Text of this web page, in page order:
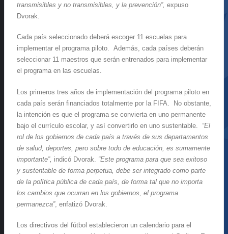
transmisibles y no transmisibles, y la prevención”, expuso
Dvorak.
Cada país seleccionado deberá escoger 11 escuelas para
implementar el programa piloto. Además, cada países deberán
seleccionar 11 maestros que serán entrenados para implementar
el programa en las escuelas.
Los primeros tres años de implementación del programa piloto en
cada país serán financiados totalmente por la FIFA. No obstante,
la intención es que el programa se convierta en uno permanente
bajo el currículo escolar, y así convertirlo en uno sustentable. “El
rol de los gobiernos de cada país a través de sus departamentos
de salud, deportes, pero sobre todo de educación, es sumamente
importante”, indicó Dvorak. “Este programa para que sea exitoso
y sustentable de forma perpetua, debe ser integrado como parte
de la política pública de cada país, de forma tal que no importa
los cambios que ocurran en los gobiernos, el programa
permanezca”, enfatizó Dvorak.
Los directivos del fútbol establecieron un calendario para el